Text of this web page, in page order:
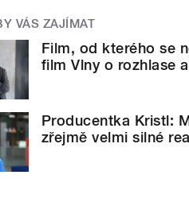
VÁS ZAJÍMAT
Film, od kterého se
film Vlny o rozhlase
Producentka Kristl:
zřejmě velmi silné